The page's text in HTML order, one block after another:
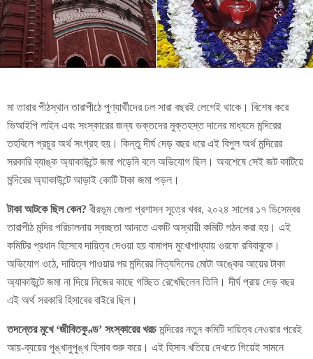
মা তারার পীঠস্থান তারাপীঠে পুণ্যার্থীদের ঢল সারা বছরই লেগেই থাকে। বিশেষ করে
ভিআইপি লাইন এবং সংস্কারের জন্য ভক্তদের মুক্তহস্ত দানের মাধ্যমে মন্দিরের
তহবিলে প্রচুর অর্থ সংগ্রহ হয়। কিন্তু দীর্ঘ দেড় বছর ধরে এই বিপুল অর্থ মন্দিরের
সরকারি ব্যাঙ্ক অ্যাকাউন্টে জমা পড়েনি বলে অভিযোগ ছিল। অবশেষে সেই জট কাটিয়ে
মন্দিরের অ্যাকাউন্টে আড়াই কোটি টাকা জমা পড়ল।
টাকা আটকে ছিল কেন? বীরভূম জেলা প্রশাসন সূত্রে খবর, ২০২৪ সালের ১৭ ডিসেম্বর
তারাপীঠ মন্দির পরিচালনায় স্বচ্ছতা আনতে একটি অস্থায়ী কমিটি গঠন করা হয়। এই
কমিটির প্রধান হিসেবে দায়িত্ব দেওয়া হয় বামাপদ মুখোপাধ্যায় ওরফে রবিবাবুকে।
অভিযোগ ওঠে, দায়িত্ব পাওয়ার পর মন্দিরের নিত্যদিনের মোটা অঙ্কের আয়ের টাকা
অ্যাকাউন্টে জমা না দিয়ে নিজের কাছে গচ্ছিত রেখেছিলেন তিনি। দীর্ঘ প্রায় দেড় বছর
এই অর্থ সরকারি হিসাবের বাইরে ছিল।
তদন্তের মুখে ‘জীবিতকুণ্ড’ সংস্কারের খরচমন্দিরের নতুন কমিটি দায়িত্ব নেওয়ার পরেই
আয়-ব্যয়ের পুঙ্খানুপুঙ্খ হিসাব শুরু করে। এই হিসাব খতিয়ে দেখতে গিয়েই সামনে